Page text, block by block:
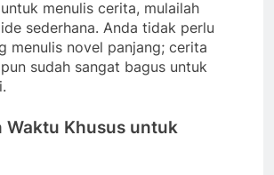
menulis cerita, mulailah
sederhana. Anda tidak perlu
menulis novel panjang; cerita
sudah sangat bagus untuk
Waktu Khusus untuk